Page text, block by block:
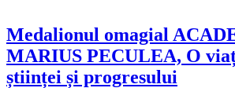
Medalionul omagial
MARIUS PECULEA, O
științei și progresului